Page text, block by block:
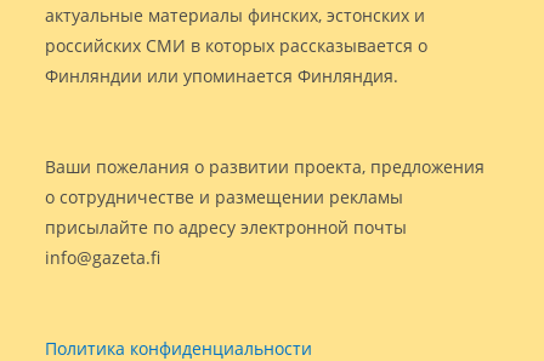
актуальные материалы финских, эстонских и
российских СМИ в которых рассказывается о
Финляндии или упоминается Финляндия.
Ваши пожелания о развитии проекта, предложения
о сотрудничестве и размещении рекламы
присылайте по адресу электронной почты
info@gazeta.fi
Политика конфиденциальности